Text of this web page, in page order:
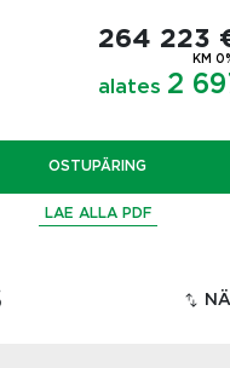
264 223
KM
alates 2
OSTUPÄRING
LAE ALLA PDF